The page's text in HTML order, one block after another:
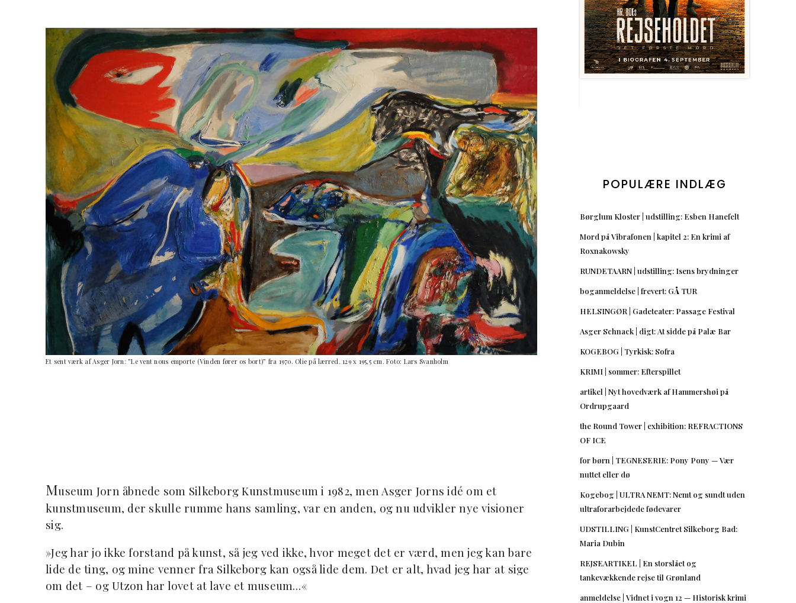
Et sent værk af Asger Jorn: ”Le vent nous emporte (Vinden fører os bort)” fra 1970. Olie på lærred. 129 x 195,5 cm. Foto: Lars Svanholm
Museum Jorn åbnede som Silkeborg Kunstmuseum i 1982, men Asger Jorns idé om et
kunstmuseum, der skulle rumme hans samling, var en anden, og nu udvikler nye visioner
sig.
»Jeg har jo ikke forstand på kunst, så jeg ved ikke, hvor meget det er værd, men jeg kan bare
lide de ting, og mine venner fra Silkeborg kan også lide dem. Det er alt, hvad jeg har at sige
om det – og Utzon har lovet at lave et museum…«
POPULÆRE INDLÆG
Børglum Kloster | udstilling: Esben Hanefelt
Mord på Vibrafonen | kapitel 2: En krimi af
Roxnakowsky
RUNDETAARN | udstilling: Isens brydninger
boganmeldelse | frevert: GÅ TUR
HELSINGØR | Gadeteater: Passage Festival
Asger Schnack | digt: At sidde på Palæ Bar
KOGEBOG | Tyrkisk: Sofra
KRIMI | sommer: Efterspillet
artikel | Nyt hovedværk af Hammershøi på
Ordrupgaard
the Round Tower | exhibition: REFRACTIONS
OF ICE
for børn | TEGNESERIE: Pony Pony — Vær
nuttet eller dø
Kogebog | ULTRA NEMT: Nemt og sundt uden
ultraforarbejdede fødevarer
UDSTILLING | KunstCentret Silkeborg Bad:
Maria Dubin
REJSEARTIKEL | En storslået og
tankevækkende rejse til Grønland
anmeldelse | Vidnet i vogn 12 — Historisk krimi